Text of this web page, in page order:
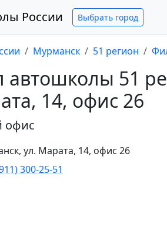
России Выбрать город
Мурманск 51 регион
51
14, офис 26
офис
ул. Марата, 14, офис 26
300-25-51